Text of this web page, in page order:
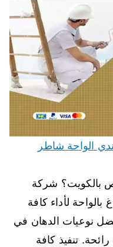
صباغ هندي الواحة شاطر
بالكويت؟ شركة
لأداء كافة
نوعيات الدهان في
رائحة. تنفيذ كافة